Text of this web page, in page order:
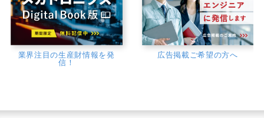
業界注目の生産財情報を発
信！
広告掲載ご希望の方へ